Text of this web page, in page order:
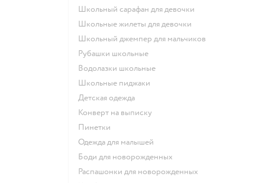
Школьный сарафан для девочки
Школьные жилеты для девочки
Школьный джемпер для мальчиков
Рубашки школьные
Водолазки школьные
Школьные пиджаки
Детская одежда
Конверт на выписку
Пинетки
Одежда для малышей
Боди для новорожденных
Распашонки для новорожденных